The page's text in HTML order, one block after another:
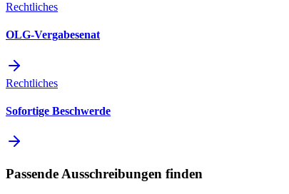
Rechtliches
OLG-Vergabesenat
Rechtliches
Sofortige Beschwerde
Passende Ausschreibungen finden